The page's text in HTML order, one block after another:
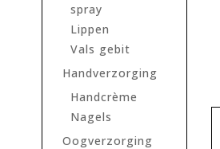
spray
Lippen
Vals gebit
Handverzorging
Handcrème
Nagels
Oogverzorging